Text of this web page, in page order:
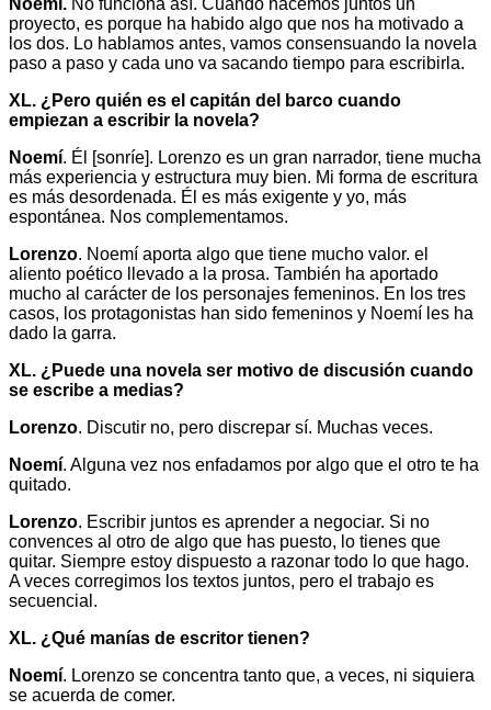
Noemí. No funciona así. Cuando hacemos juntos un
proyecto, es porque ha habido algo que nos ha motivado a
los dos. Lo hablamos antes, vamos consensuando la novela
paso a paso y cada uno va sacando tiempo para escribirla.
XL. ¿Pero quién es el capitán del barco cuando
empiezan a escribir la novela?
Noemí. Él [sonríe]. Lorenzo es un gran narrador, tiene mucha
más experiencia y estructura muy bien. Mi forma de escritura
es más desordenada. Él es más exigente y yo, más
espontánea. Nos complementamos.
Lorenzo. Noemí aporta algo que tiene mucho valor. el
aliento poético llevado a la prosa. También ha aportado
mucho al carácter de los personajes femeninos. En los tres
casos, los protagonistas han sido femeninos y Noemí les ha
dado la garra.
XL. ¿Puede una novela ser motivo de discusión cuando
se escribe a medias?
Lorenzo. Discutir no, pero discrepar sí. Muchas veces.
Noemí. Alguna vez nos enfadamos por algo que el otro te ha
quitado.
Lorenzo. Escribir juntos es aprender a negociar. Si no
convences al otro de algo que has puesto, lo tienes que
quitar. Siempre estoy dispuesto a razonar todo lo que hago.
A veces corregimos los textos juntos, pero el trabajo es
secuencial.
XL. ¿Qué manías de escritor tienen?
Noemí. Lorenzo se concentra tanto que, a veces, ni siquiera
se acuerda de comer.